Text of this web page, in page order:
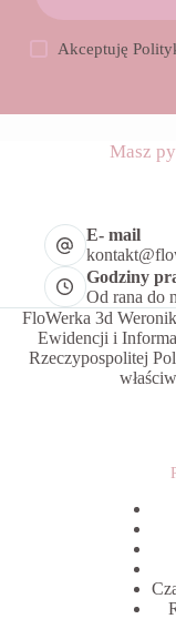
Akceptuję
Masz
E- mail
Godziny
Od rana do
FloWerka 3d
Ewidencji i
Rzeczypospolitej